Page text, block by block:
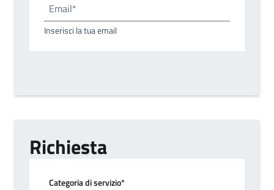
Email*
Inserisci la tua email
Richiesta
Categoria di servizio*